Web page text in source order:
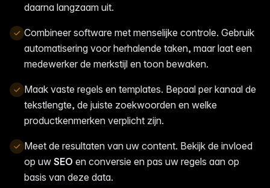
daarna langzaam uit.
Combineer software met menselijke controle. Gebruik
automatisering voor herhalende taken, maar laat een
medewerker de merkstijl en toon bewaken.
Maak vaste regels en templates. Bepaal per kanaal de
tekstlengte, de juiste zoekwoorden en welke
productkenmerken verplicht zijn.
Meet de resultaten van uw content. Bekijk de invloed
op uw SEO en conversie en pas uw regels aan op
basis van deze data.